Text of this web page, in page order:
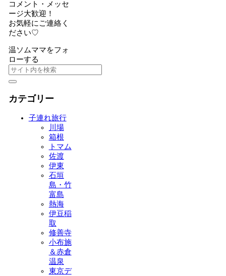
コメント・メッセ
ージ大歓迎！
お気軽にご連絡く
ださい♡
温ソムママをフォ
ローする
カテゴリー
子連れ旅行
川場
箱根
トマム
佐渡
伊東
石垣
島・竹
富島
熱海
伊豆稲
取
修善寺
小布施
＆赤倉
温泉
東京デ